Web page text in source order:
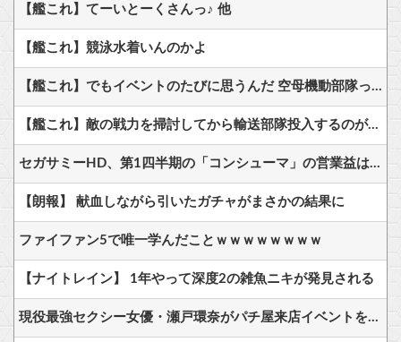
【艦これ】てーいとーくさんっ♪ 他
【艦これ】競泳水着いんのかよ
【艦これ】でもイベントのたびに思うんだ 空母機動部隊ってクソだわ！
【艦これ】敵の戦力を掃討してから輸送部隊投入するのがふつうなのに まず強行輸送から入る作戦たてる艦これ世界の大本営どうなってるの
セガサミーHD、第1四半期の「コンシューマ」の営業益は75％減の13億円 主力タイトルを下期投入予定
【朗報】 献血しながら引いたガチャがまさかの結果に
ファイファン5で唯一学んだことｗｗｗｗｗｗｗｗ
【ナイトレイン】 1年やって深度2の雑魚ニキが発見される
現役最強セクシー女優・瀬戸環奈がパチ屋来店イベントをした結果ｗｗｗｗｗ